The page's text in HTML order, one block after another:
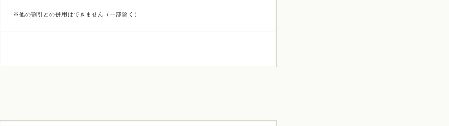
※他の割引との併用はできません（一部除く）